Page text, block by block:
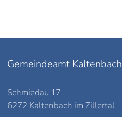
Gemeindeamt Kaltenbach
Schmiedau 17
6272 Kaltenbach im Zillertal